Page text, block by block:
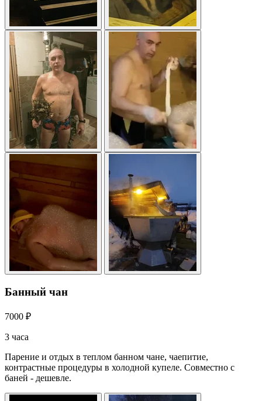
Банный чан
7000 ₽
3 часа
Парение и отдых в теплом банном чане, чаепитие,
контрастные процедуры в холодной купеле. Совместно с
баней - дешевле.